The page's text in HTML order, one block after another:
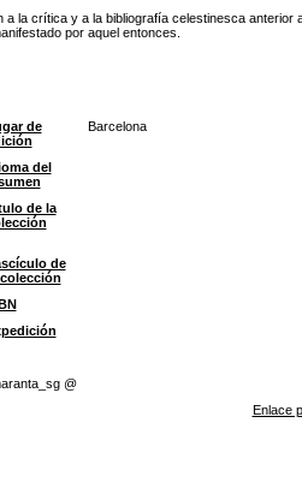
a la crítica y a la bibliografía celestinesca
por aquel entonces.
de
Barcelona
del
de la
de
@
Enlace